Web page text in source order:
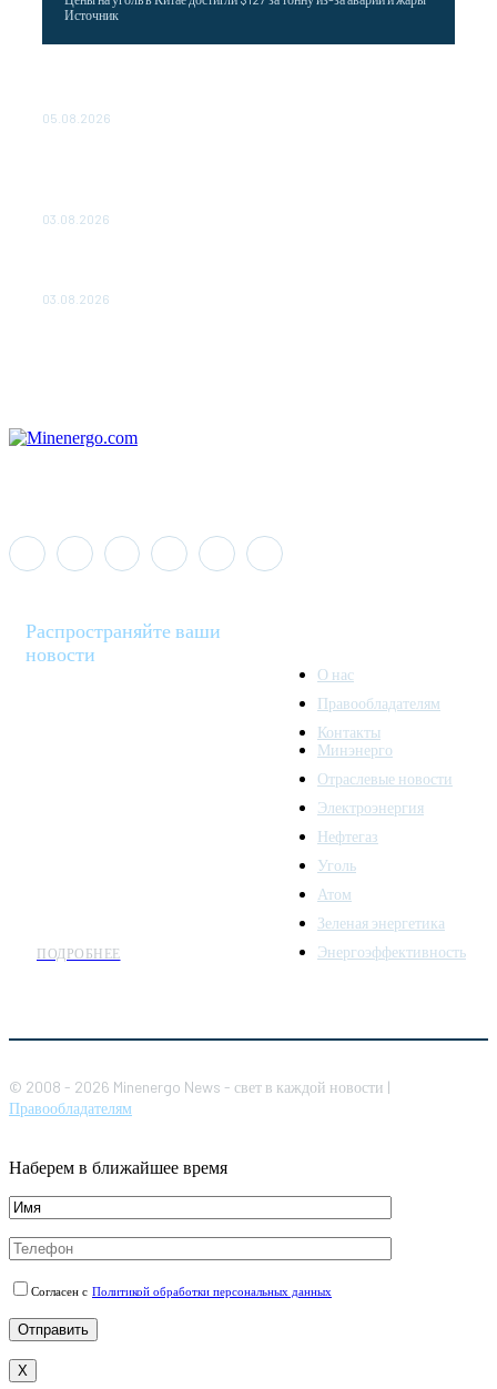
Источник
05.08.2026
03.08.2026
03.08.2026
Распространяйте ваши
новости
ПОДРОБНЕЕ
О нас
Правообладателям
Контакты
Минэнерго
Отраслевые новости
Электроэнергия
Нефтегаз
Уголь
Атом
Зеленая энергетика
Энергоэффективность
© 2008 - 2026 Minenergo News - свет в каждой новости |
Правообладателям
Наберем в ближайшее время
Согласен с Политикой обработки персональных данных
X